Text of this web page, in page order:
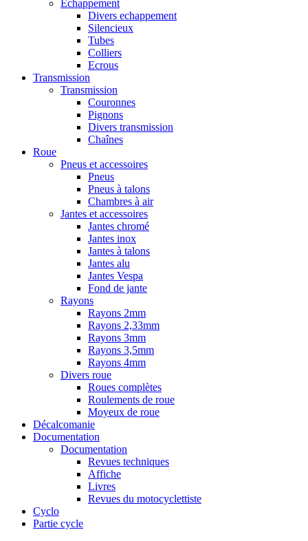
Echappement
Divers echappement
Silencieux
Tubes
Colliers
Ecrous
Transmission
Transmission
Couronnes
Pignons
Divers transmission
Chaînes
Roue
Pneus et accessoires
Pneus
Pneus à talons
Chambres à air
Jantes et accessoires
Jantes chromé
Jantes inox
Jantes à talons
Jantes alu
Jantes Vespa
Fond de jante
Rayons
Rayons 2mm
Rayons 2,33mm
Rayons 3mm
Rayons 3,5mm
Rayons 4mm
Divers roue
Roues complètes
Roulements de roue
Moyeux de roue
Décalcomanie
Documentation
Documentation
Revues techniques
Affiche
Livres
Revues du motocyclettiste
Cyclo
Partie cycle